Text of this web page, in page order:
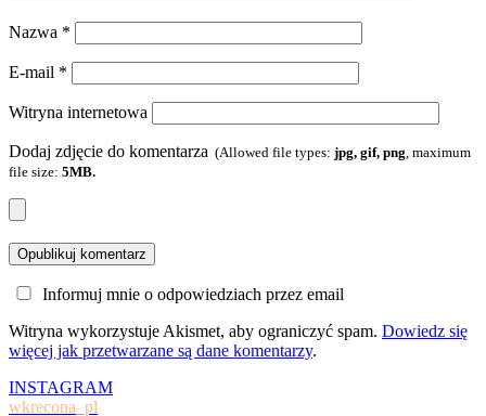
Nazwa *
E-mail *
Witryna internetowa
Dodaj zdjęcie do komentarza (Allowed file types: jpg, gif, png, maximum
file size: 5MB.
Informuj mnie o odpowiedziach przez email
Witryna wykorzystuje Akismet, aby ograniczyć spam. Dowiedz się
więcej jak przetwarzane są dane komentarzy.
INSTAGRAM
wkrecona_pl